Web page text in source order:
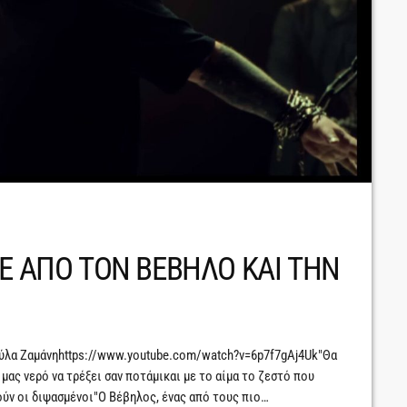
ΑΠΟ ΤΟΝ ΒΕΒΗΛΟ ΚΑΙ ΤΗΝ
Ζαμάνηhttps://www.youtube.com/watch?v=6p7f7gAj4Uk"Θα
νερό να τρέξει σαν ποτάμικαι με το αίμα το ζεστό που
οι διψασμένοι"Ο Βέβηλος, ένας από τους πιο